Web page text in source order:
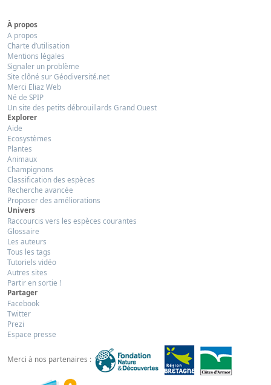
À propos
A propos
Charte d’utilisation
Mentions légales
Signaler un problème
Site clôné sur Géodiversité.net
Merci Eliaz Web
Né de SPIP
Un site des petits débrouillards Grand Ouest
Explorer
Aide
Ecosystèmes
Plantes
Animaux
Champignons
Classification des espèces
Recherche avancée
Proposer des améliorations
Univers
Raccourcis vers les espèces courantes
Glossaire
Les auteurs
Tous les tags
Tutoriels vidéo
Autres sites
Partir en sortie !
Partager
Facebook
Twitter
Prezi
Espace presse
Merci à nos partenaires :